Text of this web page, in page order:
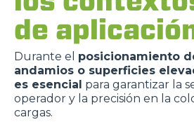
de
Durante el posicionamiento
andamios o superficies
es esencial para garantizar la
operador y la precisión en la
cargas.